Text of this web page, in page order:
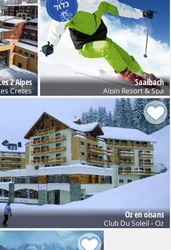
Saalbach
Alpin Resort & Spa
2 Alpes
Oz en oisans
Club Du Soleil - Oz